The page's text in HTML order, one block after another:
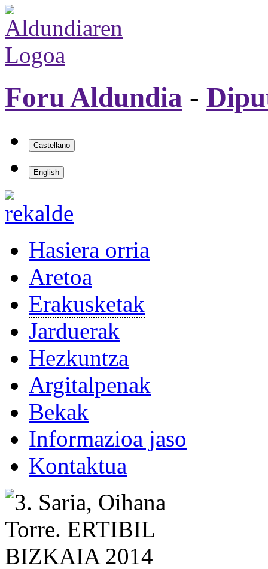
Foru Aldundia -
Hasiera orria
Aretoa
Erakusketak
Jarduerak
Hezkuntza
Argitalpenak
Bekak
Informazioa jaso
Kontaktua